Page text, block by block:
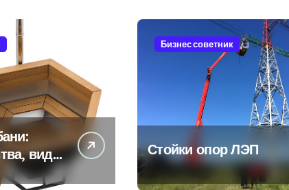
виды
Бизнес советник
Стойки опор ЛЭП